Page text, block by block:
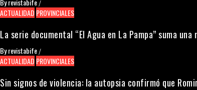
Byrevistabife /
ACTUALIDAD PROVINCIALES
La serie documental “El Agua en La Pampa” suma
Byrevistabife /
ACTUALIDAD PROVINCIALES
Sin signos de violencia: la autopsia confirmó que